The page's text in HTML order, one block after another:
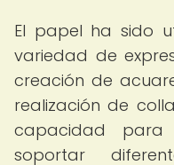
El papel ha sido
variedad de
creación de
realización de
capacidad para
soportar